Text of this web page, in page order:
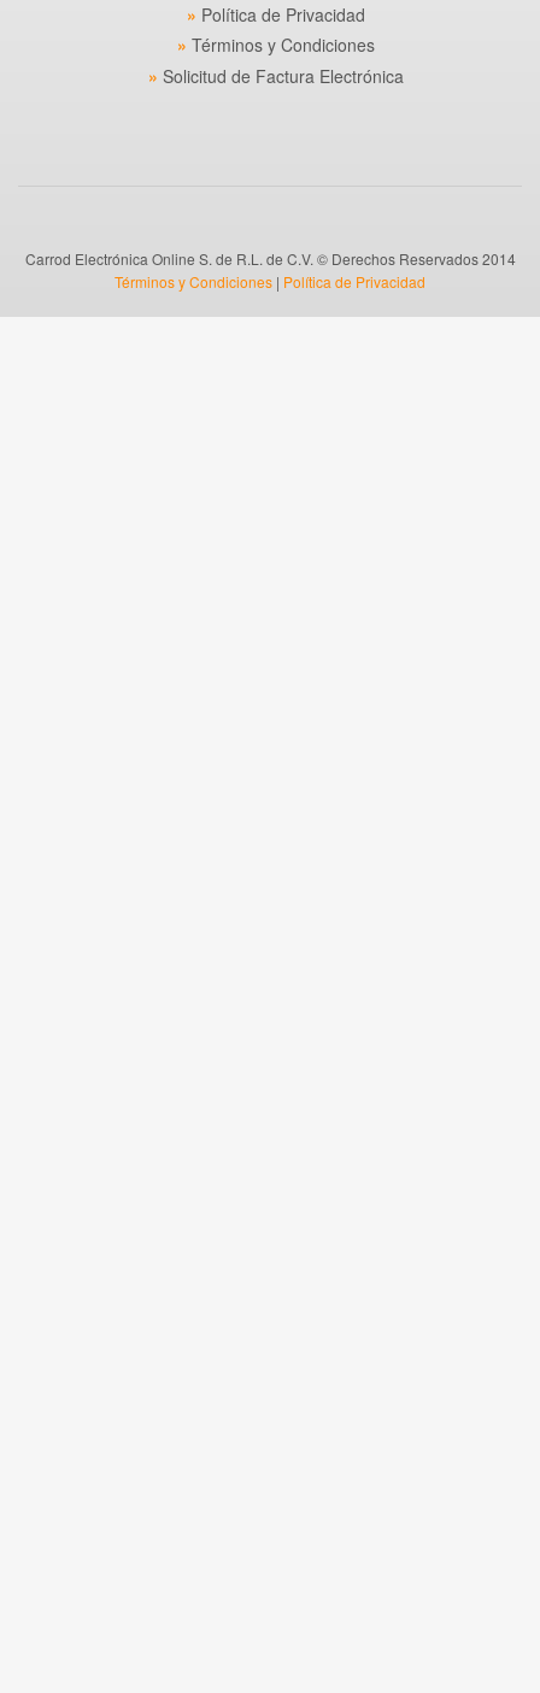
Política de Privacidad
Términos y Condiciones
Solicitud de Factura Electrónica
Carrod Electrónica Online S. de R.L. de C.V. © Derechos Reservados 2014
Términos y Condiciones | Política de Privacidad